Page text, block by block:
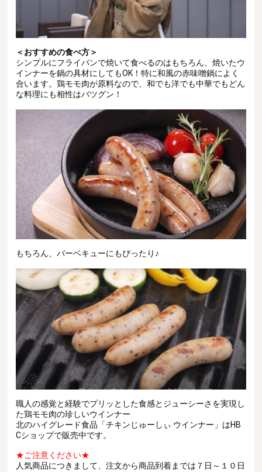
＜おすすめの食べ方＞
シンプルにフライパンで焼いて食べるのはもちろん、焼いたウ
インナーを鍋の具材にしてもOK！特に和風の赤味噌鍋によく
合います。鶏モモ肉が原料なので、和でも洋でも中華でもどん
な料理にも相性はバツグン！
もちろん、バーベキューにもぴったり♪
職人の感覚と経験でプリッとした食感とジューシーさを実現し
た鶏モモ肉の珍しいウインナー
北のハイグレード食品 「チキンじゅーしぃ ウインナー」はHB
Cショップで販売中です。
★ご注意ください★
人気商品につきまして、注文から商品到着までは７日～１０日